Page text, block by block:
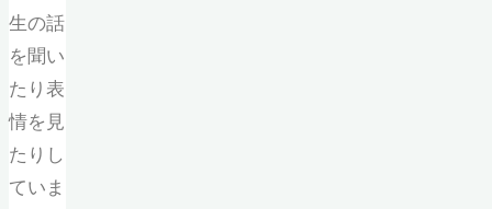
生の話
を聞い
たり表
情を見
たりし
ていま